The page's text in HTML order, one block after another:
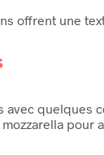
offrent une
quelques